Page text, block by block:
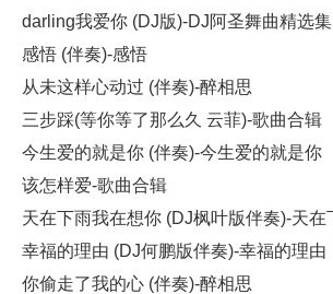
darling我爱你 (DJ版)-DJ阿圣舞曲精选集
感悟 (伴奏)-感悟
从未这样心动过 (伴奏)-醉相思
三步踩(等你等了那么久 云菲)-歌曲合辑
今生爱的就是你 (伴奏)-今生爱的就是你
该怎样爱-歌曲合辑
天在下雨我在想你 (DJ枫叶版伴奏)-天在
幸福的理由 (DJ何鹏版伴奏)-幸福的理由
你偷走了我的心 (伴奏)-醉相思